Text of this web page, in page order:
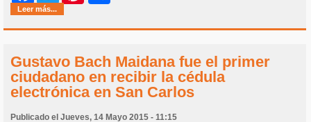
Leer más...
Gustavo Bach Maidana fue el primer
ciudadano en recibir la cédula
electrónica en San Carlos
Publicado el Jueves, 14 Mayo 2015 - 11:15